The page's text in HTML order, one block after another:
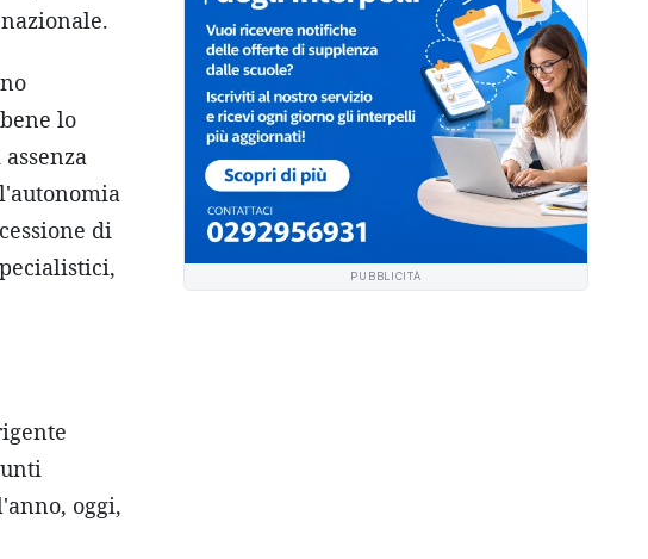
lo
di
oggi,
PUBBLICITÀ